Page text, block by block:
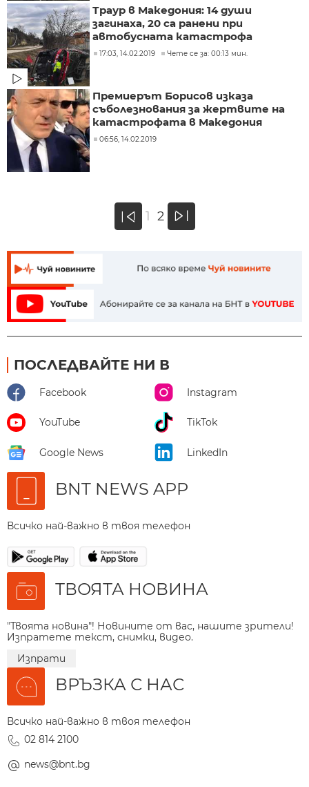
Траур в Македония: 14 души
загинаха, 20 са ранени при
автобусната катастрофа
17:03, 14.02.2019 Чете се за: 00:13 мин.
Премиерът Борисов изказа
съболезнования за жертвите на
катастрофата в Македония
06:56, 14.02.2019
« 1 2 »
ПОСЛЕДВАЙТЕ НИ В
Facebook Instagram
YouTube TikTok
Google News LinkedIn
BNT NEWS APP
Всичко най-важно в твоя телефон
ТВОЯТА НОВИНА
"Твоята новина"! Новините от вас, нашите зрители!
Изпратете текст, снимки, видео.
Изпрати
ВРЪЗКА С НАС
Всичко най-важно в твоя телефон
02 814 2100
news@bnt.bg